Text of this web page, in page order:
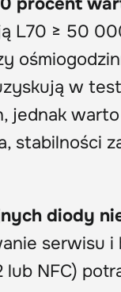
L70 ≥ 50
w
jednak
stabilności
diody
serwisu
NFC)